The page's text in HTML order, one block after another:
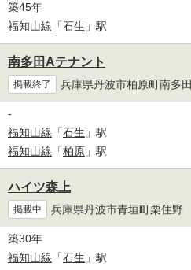
築45年
福知山線 「石生 」駅
南多田Aテナント
掲載終了 兵庫県丹波市柏原町南多田
-
福知山線 「石生 」駅
福知山線 「柏原 」駅
ハイツ森上
掲載中 兵庫県丹波市青垣町栗住野
築30年
福知山線 「石生 」駅